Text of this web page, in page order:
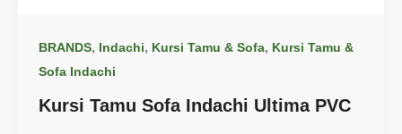
BRANDS, Indachi, Kursi Tamu & Sofa, Kursi Tamu &
Sofa Indachi
Kursi Tamu Sofa Indachi Ultima PVC